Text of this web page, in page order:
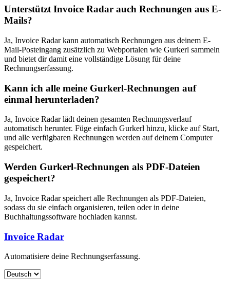
Unterstützt Invoice Radar auch Rechnungen aus E-
Mails?
Ja, Invoice Radar kann automatisch Rechnungen aus deinem E-
Mail-Posteingang zusätzlich zu Webportalen wie Gurkerl sammeln
und bietet dir damit eine vollständige Lösung für deine
Rechnungserfassung.
Kann ich alle meine Gurkerl-Rechnungen auf
einmal herunterladen?
Ja, Invoice Radar lädt deinen gesamten Rechnungsverlauf
automatisch herunter. Füge einfach Gurkerl hinzu, klicke auf Start,
und alle verfügbaren Rechnungen werden auf deinem Computer
gespeichert.
Werden Gurkerl-Rechnungen als PDF-Dateien
gespeichert?
Ja, Invoice Radar speichert alle Rechnungen als PDF-Dateien,
sodass du sie einfach organisieren, teilen oder in deine
Buchhaltungssoftware hochladen kannst.
Invoice Radar
Automatisiere deine Rechnungserfassung.